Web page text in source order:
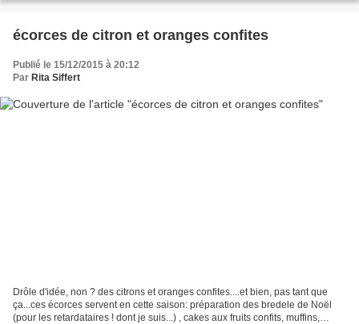
écorces de citron et oranges confites
Publié le 15/12/2015 à 20:12
Par Rita Siffert
Drôle d'idée, non ? des citrons et oranges confites....et bien, pas tant que
ça...ces écorces servent en cette saison: préparation des bredele de Noël
(pour les retardataires ! dont je suis...) , cakes aux fruits confits, muffins,